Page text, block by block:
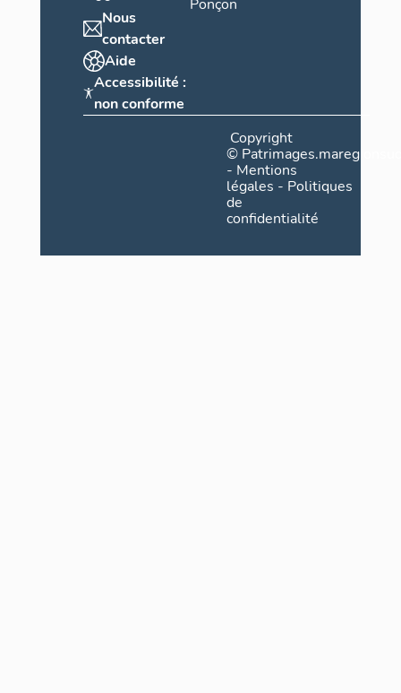
Nous
contacter
Aide
Accessibilité :
non conforme
Ponçon
Copyright
©
- Mentions
légales - Politiques
de
confidentialité